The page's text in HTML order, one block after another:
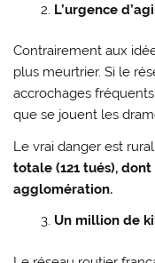
L’urgence
Contrairement aux
plus meurtrier. Si le
accrochages
que se jouent les
Le vrai danger est rural
totale (121 tués),
agglomération.
Un million de